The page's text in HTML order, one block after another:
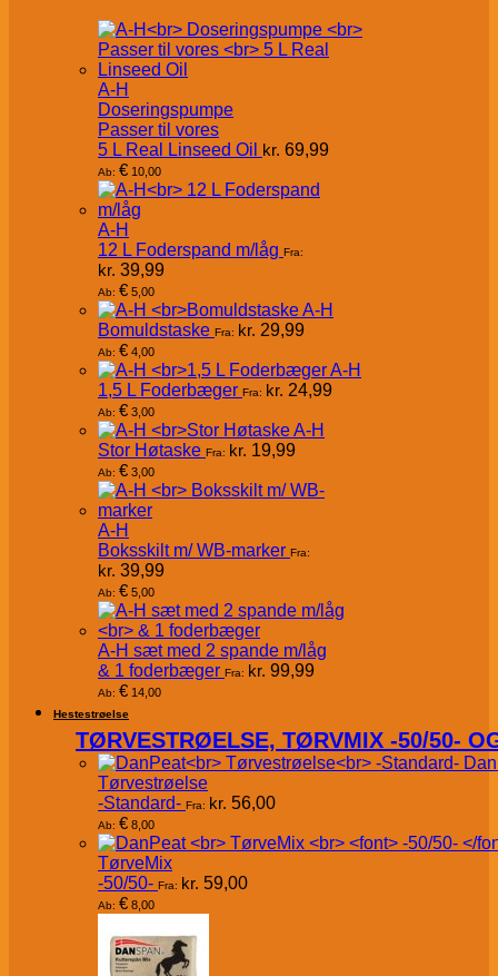
A-H
Doseringspumpe
Passer til vores
5 L Real Linseed Oil kr. 69,99
Ab: € 10,00
A-H
12 L Foderspand m/låg Fra:
kr. 39,99
Ab: € 5,00
A-H
Bomuldstaske Fra: kr. 29,99
Ab: € 4,00
A-H
1,5 L Foderbæger Fra: kr. 24,99
Ab: € 3,00
A-H
Stor Høtaske Fra: kr. 19,99
Ab: € 3,00
A-H
Boksskilt m/ WB-marker Fra:
kr. 39,99
Ab: € 5,00
A-H sæt med 2 spande m/låg
& 1 foderbæger Fra: kr. 99,99
Ab: € 14,00
Hestestrøelse
TØRVESTRØELSE, TØRVMIX -50/50-
Tørvestrøelse
-Standard- Fra: kr. 56,00
Ab: € 8,00
TørveMix
-50/50- Fra: kr. 59,00
Ab: € 8,00